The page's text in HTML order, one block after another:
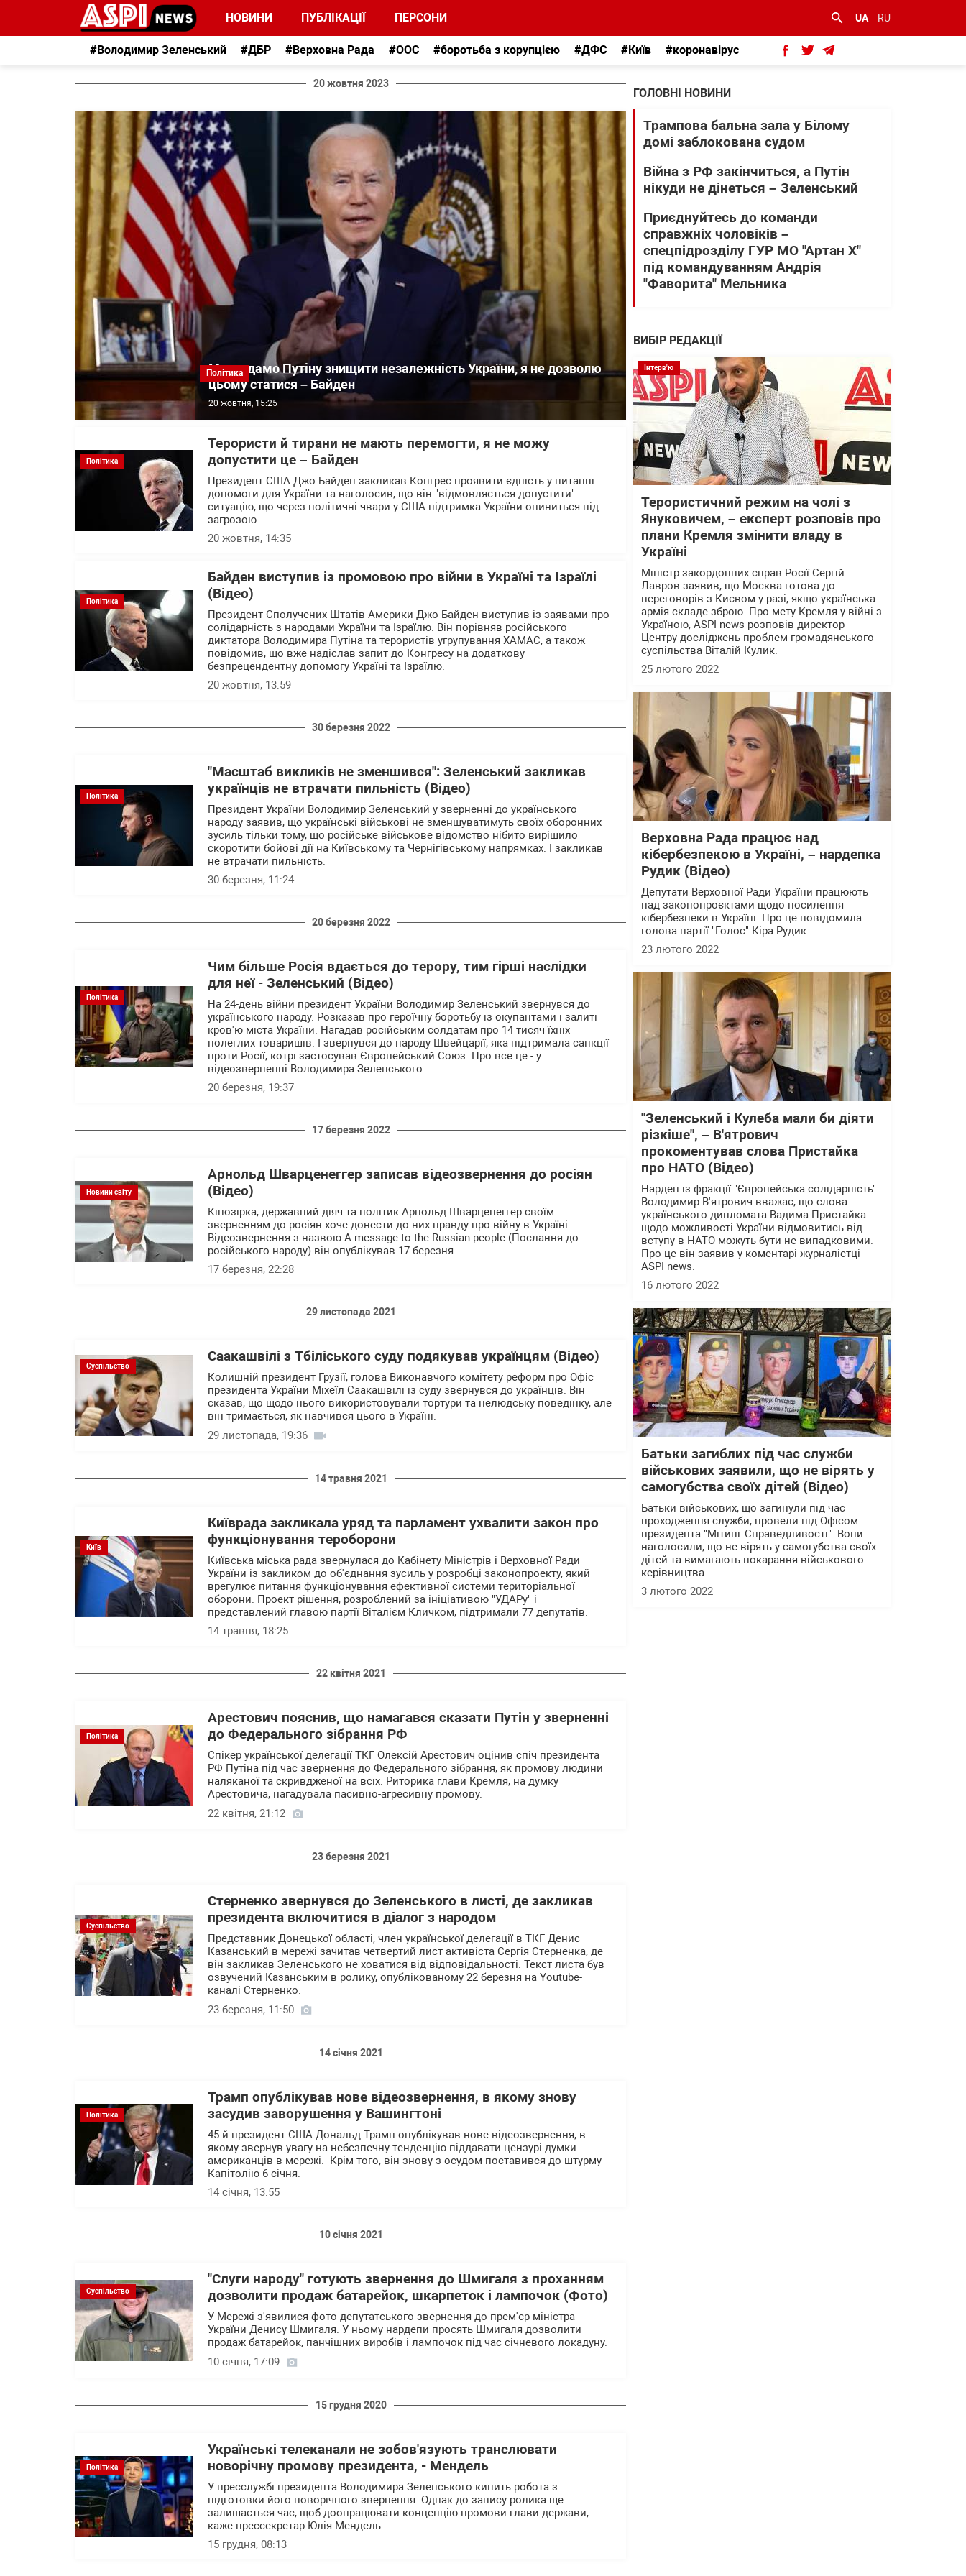
НОВИНИ ПУБЛІКАЦІЇ ПЕРСОНИ UA RU
#Володимир Зеленський #ДБР #Верховна Рада #ООС #боротьба з корупцією #ДФС #Київ #коронавірус
20 жовтня 2023
Політика
Ми не дамо Путіну знищити незалежність України, я не дозволю
цьому статися – Байден
20 жовтня, 15:25
Політика
Терористи й тирани не мають перемогти, я не можу
допустити це – Байден
Президент США Джо Байден закликав Конгрес проявити єдність у питанні
допомоги для України та наголосив, що він "відмовляється допустити"
ситуацію, що через політичні чвари у США підтримка України опиниться під
загрозою.
20 жовтня, 14:35
Політика
Байден виступив із промовою про війни в Україні та Ізраїлі
(Відео)
Президент Сполучених Штатів Америки Джо Байден виступив із заявами про
солідарність з народами України та Ізраїлю. Він порівняв російського
диктатора Володимира Путіна та терористів угрупування ХАМАС, а також
повідомив, що вже надіслав запит до Конгресу на додаткову
безпрецендентну допомогу Україні та Ізраїлю.
20 жовтня, 13:59
30 березня 2022
Політика
"Масштаб викликів не зменшився": Зеленський закликав
українців не втрачати пильність (Відео)
Президент України Володимир Зеленський у зверненні до українського
народу заявив, що українські військові не зменшуватимуть своїх оборонних
зусиль тільки тому, що російське військове відомство нібито вирішило
скоротити бойові дії на Київському та Чернігівському напрямках. І закликав
не втрачати пильність.
30 березня, 11:24
20 березня 2022
Політика
Чим більше Росія вдається до терору, тим гірші наслідки
для неї - Зеленський (Відео)
На 24-день війни президент України Володимир Зеленський звернувся до
українського народу. Розказав про героїчну боротьбу із окупантами і залиті
кров'ю міста України. Нагадав російським солдатам про 14 тисяч їхніх
полеглих товаришів. І звернувся до народу Швейцарії, яка підтримала санкції
проти Росії, котрі застосував Європейський Союз. Про все це - у
відеозверненні Володимира Зеленського.
20 березня, 19:37
17 березня 2022
Новини світу
Арнольд Шварценеггер записав відеозвернення до росіян
(Відео)
Кінозірка, державний діяч та політик Арнольд Шварценеггер своїм
зверненням до росіян хоче донести до них правду про війну в Україні.
Відеозвернення з назвою A message to the Russian people (Послання до
російського народу) він опублікував 17 березня.
17 березня, 22:28
29 листопада 2021
Суспільство
Саакашвілі з Тбіліського суду подякував українцям (Відео)
Колишній президент Грузії, голова Виконавчого комітету реформ про Офіс
президента України Міхеїл Саакашвілі із суду звернувся до українців. Він
сказав, що щодо нього використовували тортури та нелюдську поведінку, але
він тримається, як навчився цього в Україні.
29 листопада, 19:36
14 травня 2021
Київ
Київрада закликала уряд та парламент ухвалити закон про
функціонування тероборони
Київська міська рада звернулася до Кабінету Міністрів і Верховної Ради
України із закликом до об'єднання зусиль у розробці законопроекту, який
врегулює питання функціонування ефективної системи територіальної
оборони. Проект рішення, розроблений за ініціативою "УДАРу" і
представлений главою партії Віталієм Кличком, підтримали 77 депутатів.
14 травня, 18:25
22 квітня 2021
Політика
Арестович пояснив, що намагався сказати Путін у зверненні
до Федерального зібрання РФ
Спікер української делегації ТКГ Олексій Арестович оцінив спіч президента
РФ Путіна під час звернення до Федерального зібрання, як промову людини
наляканої та скривдженої на всіх. Риторика глави Кремля, на думку
Арестовича, нагадувала пасивно-агресивну промову.
22 квітня, 21:12
23 березня 2021
Суспільство
Стерненко звернувся до Зеленського в листі, де закликав
президента включитися в діалог з народом
Представник Донецької області, член української делегації в ТКГ Денис
Казанський в мережі зачитав четвертий лист активіста Сергія Стерненка, де
він закликав Зеленського не ховатися від відповідальності. Текст листа був
озвучений Казанським в ролику, опублікованому 22 березня на Youtube-
каналі Стерненко.
23 березня, 11:50
14 січня 2021
Політика
Трамп опублікував нове відеозвернення, в якому знову
засудив заворушення у Вашингтоні
45-й президент США Дональд Трамп опублікував нове відеозвернення, в
якому звернув увагу на небезпечну тенденцію піддавати цензурі думки
американців в мережі. Крім того, він знову з осудом поставився до штурму
Капітолію 6 січня.
14 січня, 13:55
10 січня 2021
Суспільство
"Слуги народу" готують звернення до Шмигаля з проханням
дозволити продаж батарейок, шкарпеток і лампочок (Фото)
У Мережі з'явилися фото депутатського звернення до прем'єр-міністра
України Денису Шмигаля. У ньому нардепи просять Шмигаля дозволити
продаж батарейок, панчішних виробів і лампочок під час січневого локадуну.
10 січня, 17:09
15 грудня 2020
Політика
Українські телеканали не зобов'язують транслювати
новорічну промову президента, - Мендель
У пресслужбі президента Володимира Зеленського кипить робота з
підготовки його новорічного звернення. Однак до запису ролика ще
залишається час, щоб доопрацювати концепцію промови глави держави,
каже прессекретар Юлія Мендель.
15 грудня, 08:13
ГОЛОВНІ НОВИНИ
Трампова бальна зала у Білому
домі заблокована судом
Війна з РФ закінчиться, а Путін
нікуди не дінеться – Зеленський
Приєднуйтесь до команди
справжніх чоловіків –
спецпідрозділу ГУР МО "Артан Х"
під командуванням Андрія
"Фаворита" Мельника
ВИБІР РЕДАКЦІЇ
Інтерв'ю
Терористичний режим на чолі з
Януковичем, – експерт розповів про
плани Кремля змінити владу в
Україні
Міністр закордонних справ Росії Сергій
Лавров заявив, що Москва готова до
переговорів з Києвом у разі, якщо українська
армія складе зброю. Про мету Кремля у війні з
Україною, ASPI news розповів директор
Центру досліджень проблем громадянського
суспільства Віталій Кулик.
25 лютого 2022
Верховна Рада працює над
кібербезпекою в Україні, – нардепка
Рудик (Відео)
Депутати Верховної Ради України працюють
над законопроєктами щодо посилення
кібербезпеки в Україні. Про це повідомила
голова партії "Голос" Кіра Рудик.
23 лютого 2022
"Зеленський і Кулеба мали би діяти
різкіше", – В'ятрович
прокоментував слова Пристайка
про НАТО (Відео)
Нардеп із фракції "Європейська солідарність"
Володимир В'ятрович вважає, що слова
українського дипломата Вадима Пристайка
щодо можливості України відмовитись від
вступу в НАТО можуть бути не випадковими.
Про це він заявив у коментарі журналістці
ASPI news.
16 лютого 2022
Батьки загиблих під час служби
військових заявили, що не вірять у
самогубства своїх дітей (Відео)
Батьки військових, що загинули під час
проходження служби, провели під Офісом
президента "Мітинг Справедливості". Вони
наголосили, що не вірять у самогубства своїх
дітей та вимагають покарання військового
керівництва.
3 лютого 2022